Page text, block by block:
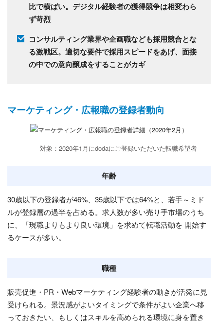
比で横ばい。デジタル経験者の獲得競争は相変わら
ず苛烈
コンサルティング業界や企画職なども採用競合とな
る激戦区。適切な要件で採用スピードをあげ、面接
の中での意向醸成をすることがカギ
マーケティング・広報職の登録者動向
対象：2020年1月にdodaにご登録いただいた転職希望者
年齢
30歳以下の登録者が46%、35歳以下では64%と、若手～ミド
ルが登録層の過半を占める。求人数が多い売り手市場のうち
に、「現職よりもより良い環境」を求めて転職活動を 開始す
るケースが多い。
職種
販売促進・PR・Webマーケティング経験者の動きが活発に見
受けられる。景況感がよいタイミングで条件がよい企業へ移
っておきたい、もしくはスキルを高められる環境に身を置き